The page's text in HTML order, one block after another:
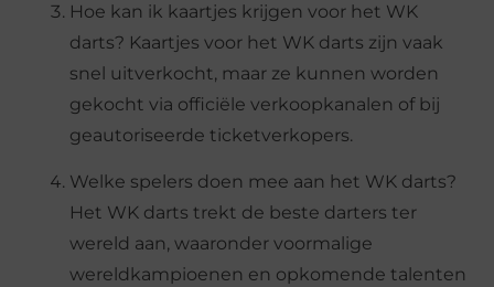
Hoe kan ik kaartjes krijgen voor het WK
darts? Kaartjes voor het WK darts zijn vaak
snel uitverkocht, maar ze kunnen worden
gekocht via officiële verkoopkanalen of bij
geautoriseerde ticketverkopers.
Welke spelers doen mee aan het WK darts?
Het WK darts trekt de beste darters ter
wereld aan, waaronder voormalige
wereldkampioenen en opkomende talenten